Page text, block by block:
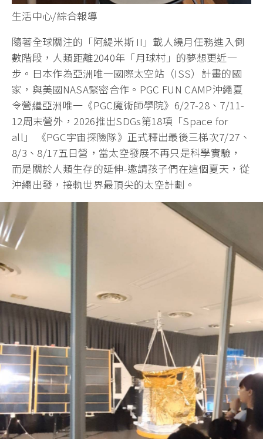
生活中心/綜合報導
隨著全球關注的「阿緹米斯 II」載人繞月任務進入倒
數階段，人類距離2040年「月球村」的夢想更近一
步。日本作為亞洲唯一國際太空站（ISS）計畫的國
家，與美國NASA緊密合作。PGC FUN CAMP沖繩夏
令營繼亞洲唯一《PGC魔術師學院》6/27-28、7/11-
12周末營外，2026推出SDGs第18項「Space for
all」 《PGC宇宙探險隊》正式釋出最後三梯次7/27、
8/3、8/17五日營，當太空發展不再只是科學實驗，
而是關於人類生存的延伸-邀請孩子們在這個夏天，從
沖繩出發，接軌世界最頂尖的太空計劃。